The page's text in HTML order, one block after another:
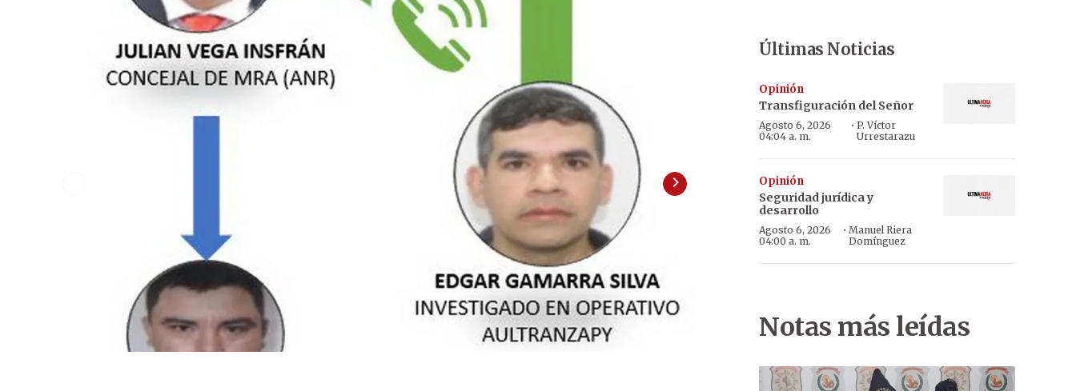
Viejos conocidos. Fotografía subida a Facebook por Vega (de
Últimas Noticias
Opinión
Transfiguración del Señor
Agosto 6, 2026
04:04 a. m.
· P. Víctor
Urrestarazu
Opinión
Seguridad jurídica y
desarrollo
Agosto 6, 2026
04:00 a. m.
· Manuel Riera
Domínguez
Notas más leídas